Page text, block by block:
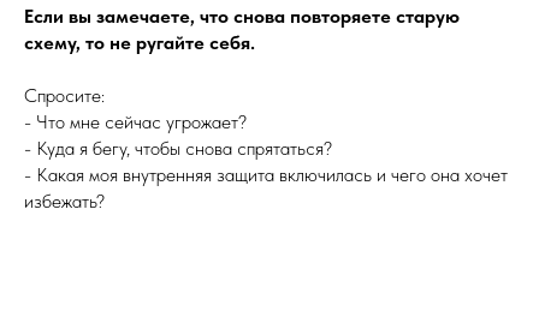
Если вы замечаете, что снова повторяете старую
схему, то не ругайте себя.
Спросите:
- Что мне сейчас угрожает?
- Куда я бегу, чтобы снова спрятаться?
- Какая моя внутренняя защита включилась и чего она хочет
избежать?